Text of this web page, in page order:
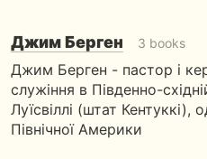
Джим Берген 3 books
Джим Берген - пастор і
служіння в Південно-
Луїсвіллі (штат Кентуккі),
Північної Америки